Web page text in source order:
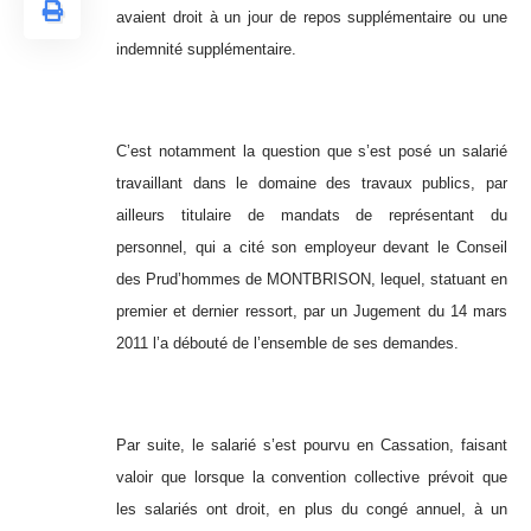
avaient droit à un jour de repos supplémentaire ou une
indemnité supplémentaire.
C’est notamment la question que s’est posé un salarié
travaillant dans le domaine des travaux publics, par
ailleurs titulaire de mandats de représentant du
personnel, qui a cité son employeur devant le Conseil
des Prud’hommes de MONTBRISON, lequel, statuant en
premier et dernier ressort, par un Jugement du 14 mars
2011 l’a débouté de l’ensemble de ses demandes.
Par suite, le salarié s’est pourvu en Cassation, faisant
valoir que lorsque la convention collective prévoit que
les salariés ont droit, en plus du congé annuel, à un